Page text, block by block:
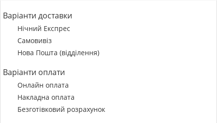
Варіанти доставки
Нічний Експрес
Самовивіз
Нова Пошта (відділення)
Варіанти оплати
Онлайн оплата
Накладна оплата
Безготівковий розрахунок